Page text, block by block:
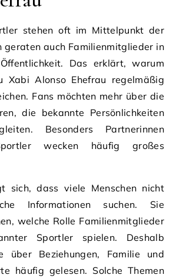
stehen oft im Mittelpunkt der
geraten auch Familienmitglieder in
Das erklärt, warum
Xabi Alonso Ehefrau regelmäßig
Fans möchten mehr über die
die bekannte Persönlichkeiten
Besonders Partnerinnen
wecken häufig großes
sich, dass viele Menschen nicht
Informationen suchen. Sie
welche Rolle Familienmitglieder
Sportler spielen. Deshalb
über Beziehungen, Familie und
häufig gelesen. Solche Themen